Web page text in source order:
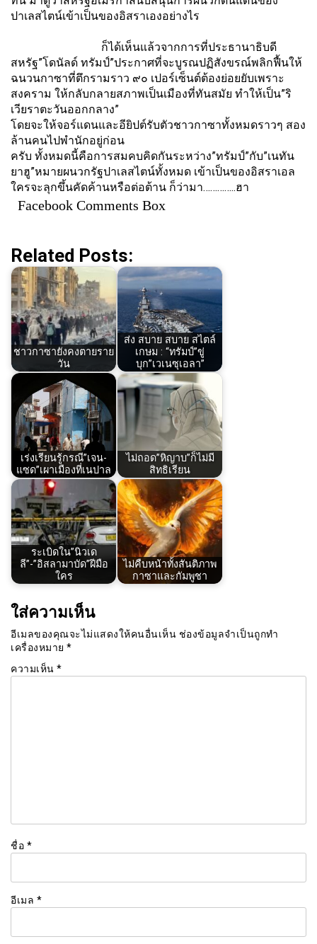
ปาเลสไตน์เข้าเป็นของอิสราเองอย่างไร
ก็ได้เห็นแล้วจากการที่ประธานาธิบดี
สหรัฐ”โดนัลด์ ทรัมป์”ประกาศที่จะบูรณปฏิสังขรณ์พลิกฟื้นให้
ฉนวนกาซาที่ตึกรามราว ๙๐ เปอร์เซ็นต์ต้องย่อยยับเพราะ
สงคราม ให้กลับกลายสภาพเป็นเมืองที่ทันสมัย ทำให้เป็น”ริ
เวียราตะวันออกกลาง”
โดยจะให้จอร์แดนและอียิปต์รับตัวชาวกาซาทั้งหมดราวๆ สอง
ล้านคนไปพำนักอยู่ก่อน
ครับ ทั้งหมดนี้คือการสมคบคิดกันระหว่าง”ทรัมป์”กับ”เนทัน
ยาฮู”หมายผนวกรัฐปาเลสไตน์ทั้งหมด เข้าเป็นของอิสราเอล
ใครจะลุกขึ้นคัดค้านหรือต่อต้าน ก็ว่ามา…………..ฮา
Facebook Comments Box
Related Posts:
ชาวกาซายังคงตายราย
วัน
ส่ง สบาย สบาย สไตล์
เกษม : “ทรัมป์”ขู่
บุก”เวเนซุเอลา”
เร่งเรียนรู้กรณี”เจน-
แซด”เผาเมืองที่เนปาล
ไม่ถอด”หิญาบ”ก็ไม่มี
สิทธิเรียน
ระเบิดใน”นิวเด
ลี”-”อิสลามาบัด”ฝีมือ
ใคร
ไม่คืบหน้าทั้งสันติภาพ
กาซาและกัมพูชา
ใส่ความเห็น
อีเมลของคุณจะไม่แสดงให้คนอื่นเห็น ช่องข้อมูลจำเป็นถูกทำ
เครื่องหมาย *
ความเห็น *
ชื่อ *
อีเมล *